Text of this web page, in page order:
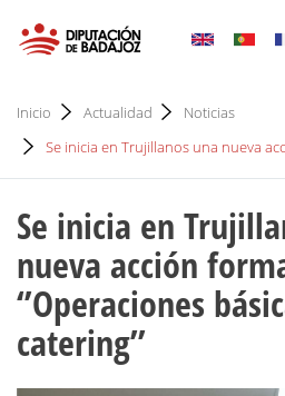
Inicio Actualidad
Noticias
Se inicia en Trujillanos una nueva
Se inicia en
nueva acción
‘’Operaciones
catering’’